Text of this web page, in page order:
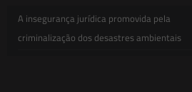
A insegurança jurídica promovida pela
criminalização dos desastres ambientais